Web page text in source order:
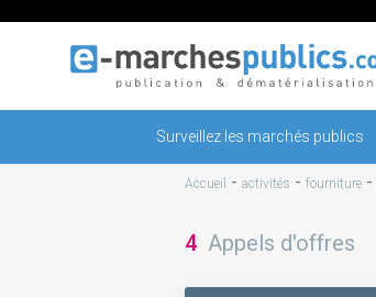
Surveillez les marchés publics
Accueil - activités - fourniture -
4 Appels d'offres